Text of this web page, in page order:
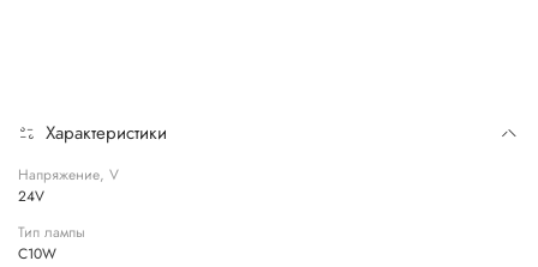
Характеристики
Напряжение, V
24V
Тип лампы
C10W